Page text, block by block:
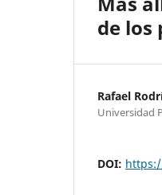
de los
Rafael
Universidad
DOI: